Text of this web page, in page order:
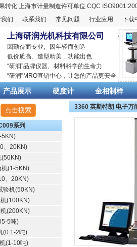
转化 上海市计量制造许可单位 CQC
们
联系我们 常见问题 行业应用 下载
上海研润光机科技有限公司
因勤奋而专业, 因年轻而创造
低价质高, 造型精美 , 功能出色
“研润”品牌仪器, 材料科学的生命力
“研润”MRO直销中心，让您的产品更安全
产品展示 硬度计 金相制样
系列
5KN)
、20KN)
(50KN)
机(1-5KN)
、20KN)
验机(50KN)
(100KN)
(200KN)
5吨)
(0.1-2吨)
(1-10吨)
3360 英斯特朗 电子万